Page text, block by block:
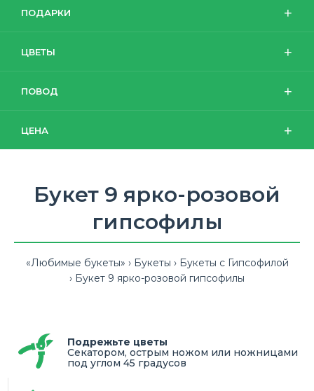
ПОДАРКИ
ЦВЕТЫ
ПОВОД
ЦЕНА
Букет 9 ярко-розовой
гипсофилы
«Любимые букеты» Букеты
Букеты с Гипсофилой
Букет 9 ярко-розовой гипсофилы
Подрежьте цветы
Секатором, острым ножом или ножницами
под углом 45 градусов